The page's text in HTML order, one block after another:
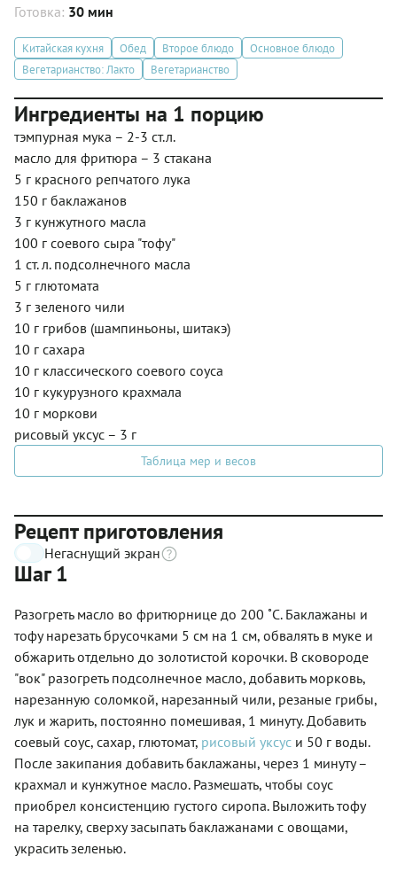
Готовка: 30 мин
Китайская кухня Обед Второе блюдо
Основное блюдо
Вегетарианство: Лакто
Вегетарианство
Ингредиенты на 1 порцию
тэмпурная мука – 2-3 ст.л.
масло для фритюра – 3 стакана
5 г красного репчатого лука
150 г баклажанов
3 г кунжутного масла
100 г соевого сыра "тофу"
1 ст. л. подсолнечного масла
5 г глютомата
3 г зеленого чили
10 г грибов (шампиньоны, шитакэ)
10 г сахара
10 г классического соевого соуса
10 г кукурузного крахмала
10 г моркови
рисовый уксус – 3 г
Таблица мер и весов
Рецепт приготовления
Негаснущий экран
Шаг 1
Разогреть масло во фритюрнице до 200 ˚С. Баклажаны и
тофу нарезать брусочками 5 см на 1 см, обвалять в муке и
обжарить отдельно до золотистой корочки. В сковороде
"вок" разогреть подсолнечное масло, добавить морковь,
нарезанную соломкой, нарезанный чили, резаные грибы,
лук и жарить, постоянно помешивая, 1 минуту. Добавить
соевый соус, сахар, глютомат, рисовый уксус и 50 г воды.
После закипания добавить баклажаны, через 1 минуту –
крахмал и кунжутное масло. Размешать, чтобы соус
приобрел консистенцию густого сиропа. Выложить тофу
на тарелку, сверху засыпать баклажанами с овощами,
украсить зеленью.